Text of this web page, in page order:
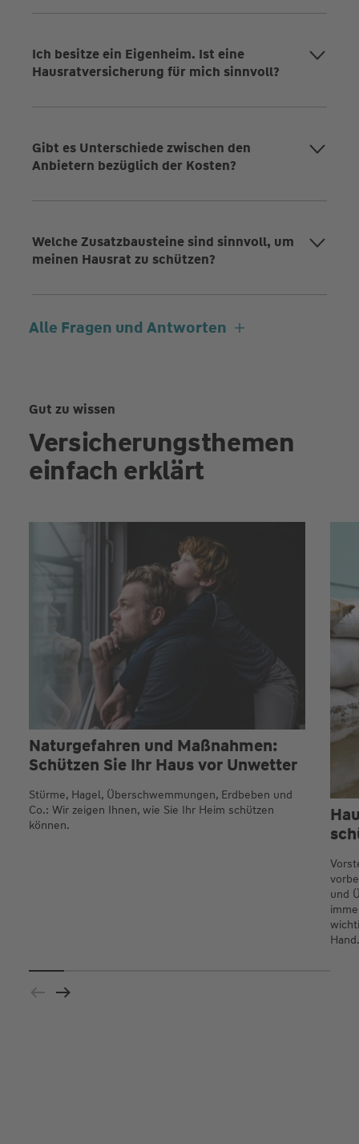
Ich besitze ein Eigenheim. Ist eine
Hausratversicherung für mich sinnvoll?
Gibt es Unterschiede zwischen den
Anbietern bezüglich der Kosten?
Welche Zusatzbausteine sind sinnvoll, um
meinen Hausrat zu schützen?
Alle Fragen und Antworten
Gut zu wissen
Versicherungsthemen
einfach erklärt
Naturgefahren und Maßnahmen:
Schützen Sie Ihr Haus vor Unwetter
Stürme, Hagel, Überschwemmungen, Erdbeben und
Co.: Wir zeigen Ihnen, wie Sie Ihr Heim schützen
können.
und